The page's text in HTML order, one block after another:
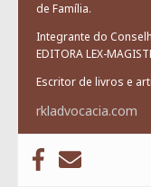
de Família.
Integrante do
EDITORA LEX-
Escritor de livros e
rkladvocacia.com